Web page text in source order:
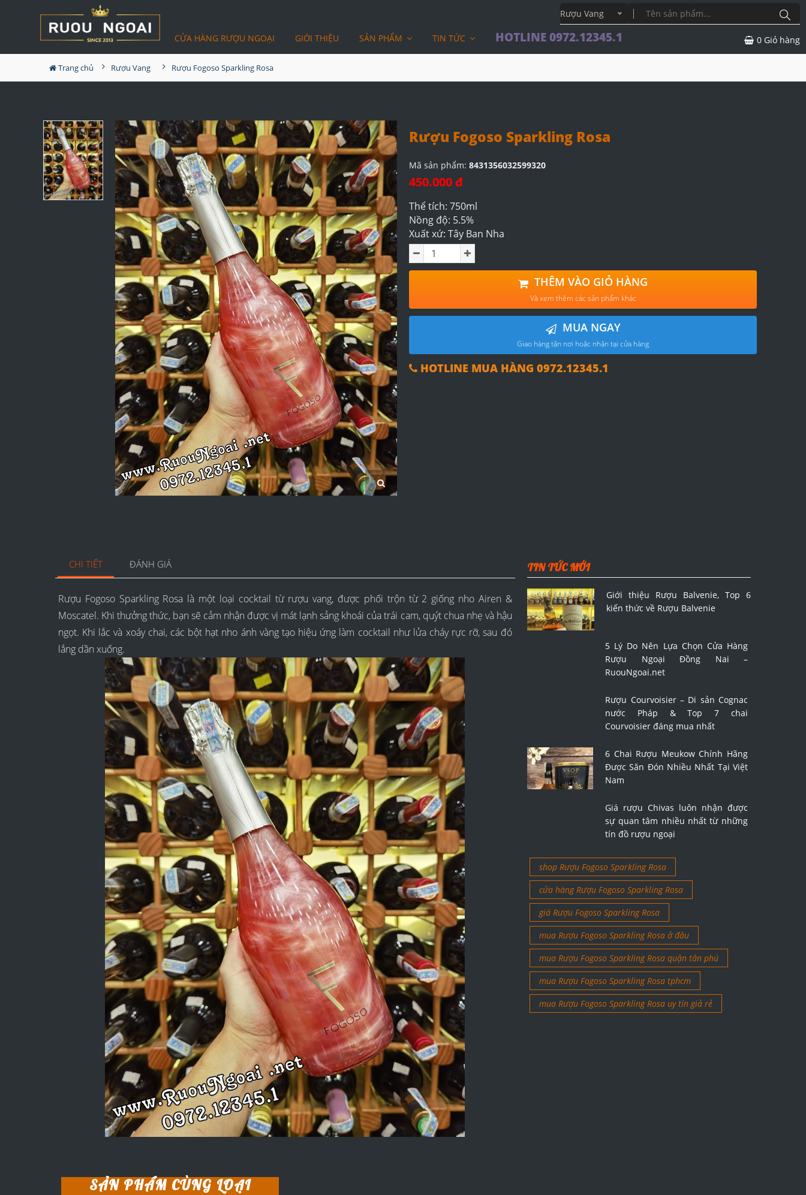
Rượu Vang
CỬA HÀNG RƯỢU NGOẠI GIỚI THIỆU SẢN PHẨM TIN TỨC HOTLINE 0972.12345.1 0 Giỏ hàng
Trang chủ Rượu Vang Rượu Fogoso Sparkling Rosa
Rượu Fogoso Sparkling Rosa
Mã sản phẩm: 8431356032599320
450.000 đ
Thể tích: 750ml
Nồng độ: 5.5%
Xuất xứ: Tây Ban Nha
THÊM VÀO GIỎ HÀNG
Và xem thêm các sản phẩm khác
MUA NGAY
Giao hàng tận nơi hoặc nhận tại cửa hàng
HOTLINE MUA HÀNG 0972.12345.1
CHI TIẾT ĐÁNH GIÁ
Rượu Fogoso Sparkling Rosa là một loại cocktail từ rượu vang, được phối trộn từ 2 giống nho Airen &
Moscatel. Khi thưởng thức, bạn sẽ cảm nhận được vị mát lạnh sảng khoái của trái cam, quýt chua nhẹ và hậu
ngọt. Khi lắc và xoáy chai, các bột hạt nho ánh vàng tạo hiệu ứng làm cocktail như lửa cháy rực rỡ, sau đó
lắng dần xuống.
SẢN PHẨM CÙNG LOẠI
TIN TỨC MỚI
Giới thiệu Rượu Balvenie, Top 6
kiến thức về Rượu Balvenie
5 Lý Do Nên Lựa Chọn Cửa Hàng
Rượu Ngoại Đồng Nai –
RuouNgoai.net
Rượu Courvoisier – Di sản Cognac
nước Pháp & Top 7 chai
Courvoisier đáng mua nhất
6 Chai Rượu Meukow Chính Hãng
Được Săn Đón Nhiều Nhất Tại Việt
Nam
Giá rượu Chivas luôn nhận được
sự quan tâm nhiều nhất từ những
tín đồ rượu ngoại
shop Rượu Fogoso Sparkling Rosa
cửa hàng Rượu Fogoso Sparkling Rosa
giá Rượu Fogoso Sparkling Rosa
mua Rượu Fogoso Sparkling Rosa ở đâu
mua Rượu Fogoso Sparkling Rosa quận tân phú
mua Rượu Fogoso Sparkling Rosa tphcm
mua Rượu Fogoso Sparkling Rosa uy tín giả rẻ